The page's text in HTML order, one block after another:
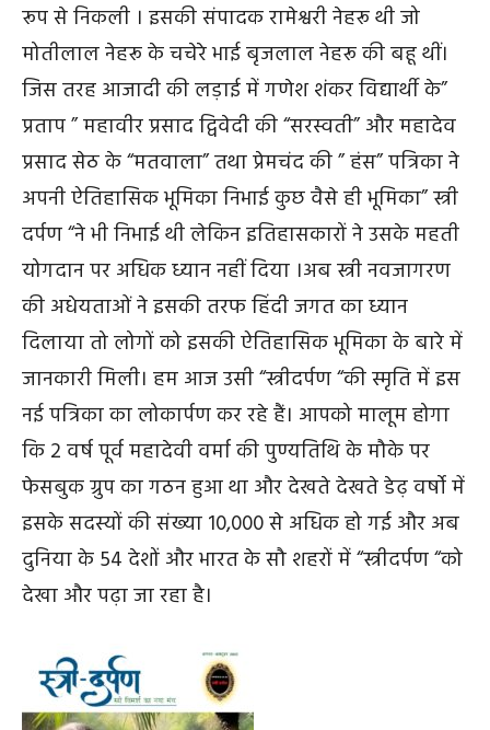
रूप से निकली । इसकी संपादक रामेश्वरी नेहरू थी जो
मोतीलाल नेहरू के चचेरे भाई बृजलाल नेहरू की बहू थीं।
जिस तरह आजादी की लड़ाई में गणेश शंकर विद्यार्थी के”
प्रताप ” महावीर प्रसाद द्विवेदी की “सरस्वती” और महादेव
प्रसाद सेठ के “मतवाला” तथा प्रेमचंद की ” हंस” पत्रिका ने
अपनी ऐतिहासिक भूमिका निभाई कुछ वैसे ही भूमिका” स्त्री
दर्पण “ने भी निभाई थी लेकिन इतिहासकारों ने उसके महती
योगदान पर अधिक ध्यान नहीं दिया ।अब स्त्री नवजागरण
की अधेयताओं ने इसकी तरफ हिंदी जगत का ध्यान
दिलाया तो लोगों को इसकी ऐतिहासिक भूमिका के बारे में
जानकारी मिली। हम आज उसी “स्त्रीदर्पण “की स्मृति में इस
नई पत्रिका का लोकार्पण कर रहे हैं। आपको मालूम होगा
कि 2 वर्ष पूर्व महादेवी वर्मा की पुण्यतिथि के मौके पर
फेसबुक ग्रुप का गठन हुआ था और देखते देखते डेढ़ वर्षो में
इसके सदस्यों की संख्या 10,000 से अधिक हो गई और अब
दुनिया के 54 देशों और भारत के सौ शहरों में “स्त्रीदर्पण “को
देखा और पढ़ा जा रहा है।